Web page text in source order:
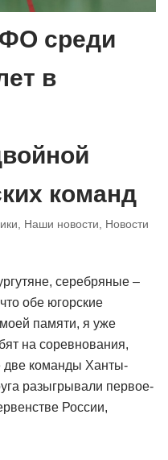
среди
в
команд
, Наши новости, Новости
серебряные –
обе югорские
памяти, я уже
на соревнования,
две команды Ханты-
разыгрывали первое-
России,